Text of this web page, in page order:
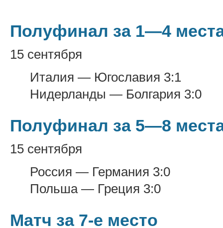
Полуфинал за 1—4
15 сентября
Италия — Югославия 3:1
Нидерланды — Болгария 3:0
Полуфинал за 5—8
15 сентября
Россия — Германия 3:0
Польша — Греция 3:0
Матч за 7-е место